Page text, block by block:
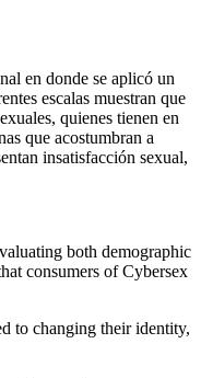
en donde se aplicó un
escalas muestran que
quienes tienen en
que acostumbran a
insatisfacción sexual,
both demographic
consumers of Cybersex
to changing their identity,